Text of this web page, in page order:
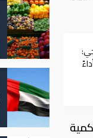
من خلال كمية